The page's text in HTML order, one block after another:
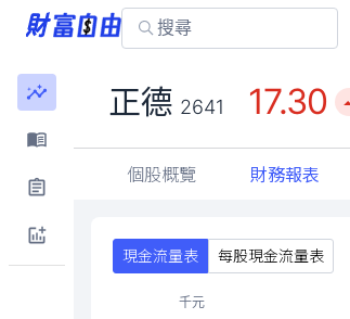
正德 2641 17.30
個股概覽 財務報表
現金流量表 每股現金流量表